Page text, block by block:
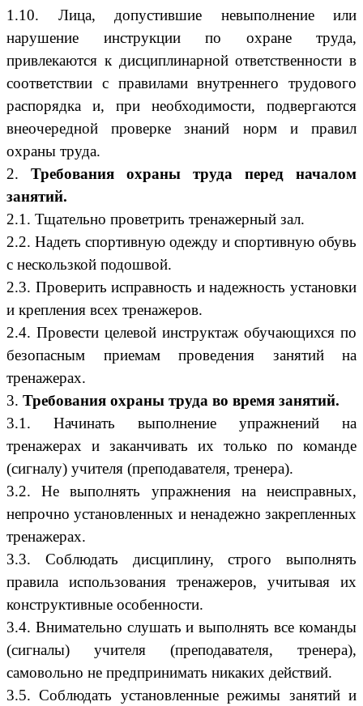
1.10. Лица, допустившие невыполнение или
нарушение инструкции по охране труда,
привлекаются к дисциплинарной ответственности в
соответствии с правилами внутреннего трудового
распорядка и, при необходимости, подвергаются
внеочередной проверке знаний норм и правил
охраны труда.
2. Требования охраны труда перед началом
занятий.
2.1. Тщательно проветрить тренажерный зал.
2.2. Надеть спортивную одежду и спортивную обувь
с нескользкой подошвой.
2.3. Проверить исправность и надежность установки
и крепления всех тренажеров.
2.4. Провести целевой инструктаж обучающихся по
безопасным приемам проведения занятий на
тренажерах.
3. Требования охраны труда во время занятий.
3.1. Начинать выполнение упражнений на
тренажерах и заканчивать их только по команде
(сигналу) учителя (преподавателя, тренера).
3.2. Не выполнять упражнения на неисправных,
непрочно установленных и ненадежно закрепленных
тренажерах.
3.3. Соблюдать дисциплину, строго выполнять
правила использования тренажеров, учитывая их
конструктивные особенности.
3.4. Внимательно слушать и выполнять все команды
(сигналы) учителя (преподавателя, тренера),
самовольно не предпринимать никаких действий.
3.5. Соблюдать установленные режимы занятий и